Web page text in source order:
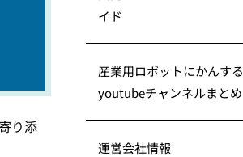
り添
イド
産業用ロボットにかんする
youtubeチャンネルまとめ
運営会社情報